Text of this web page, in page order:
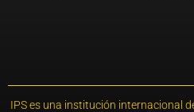
IPS es una institución internacional